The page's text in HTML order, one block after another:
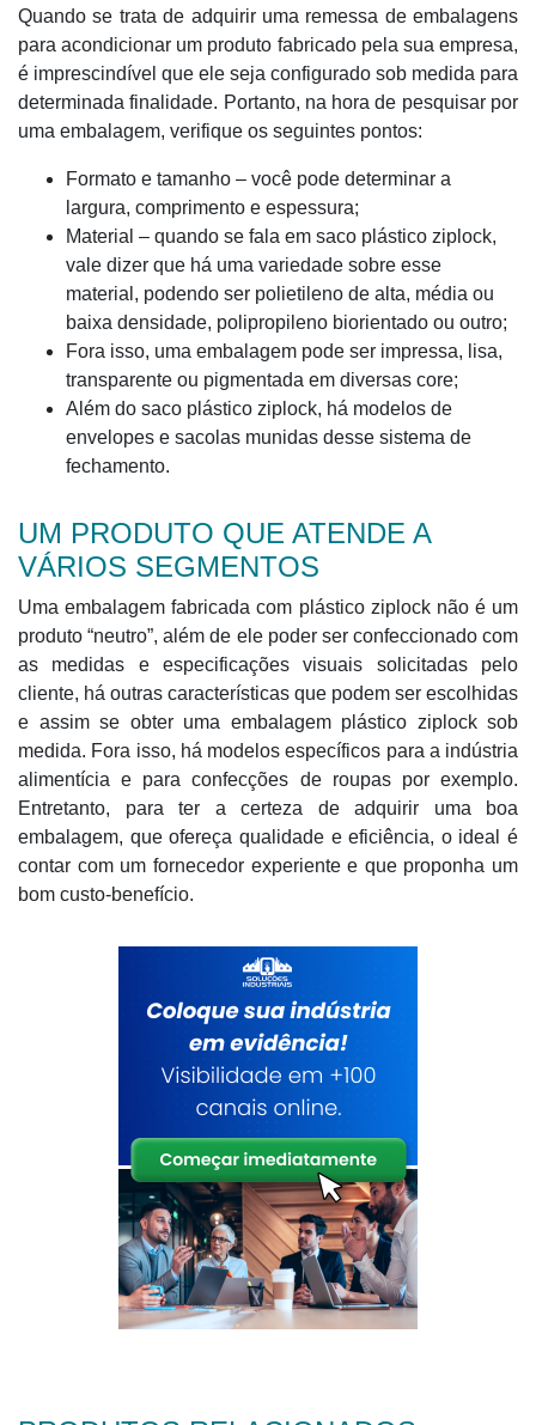
Quando se trata de adquirir uma remessa de embalagens
para acondicionar um produto fabricado pela sua empresa,
é imprescindível que ele seja configurado sob medida para
determinada finalidade. Portanto, na hora de pesquisar por
uma embalagem, verifique os seguintes pontos:
Formato e tamanho – você pode determinar a
largura, comprimento e espessura;
Material – quando se fala em saco plástico ziplock,
vale dizer que há uma variedade sobre esse
material, podendo ser polietileno de alta, média ou
baixa densidade, polipropileno biorientado ou outro;
Fora isso, uma embalagem pode ser impressa, lisa,
transparente ou pigmentada em diversas core;
Além do saco plástico ziplock, há modelos de
envelopes e sacolas munidas desse sistema de
fechamento.
UM PRODUTO QUE ATENDE A
VÁRIOS SEGMENTOS
Uma embalagem fabricada com plástico ziplock não é um
produto “neutro”, além de ele poder ser confeccionado com
as medidas e especificações visuais solicitadas pelo
cliente, há outras características que podem ser escolhidas
e assim se obter uma embalagem plástico ziplock sob
medida. Fora isso, há modelos específicos para a indústria
alimentícia e para confecções de roupas por exemplo.
Entretanto, para ter a certeza de adquirir uma boa
embalagem, que ofereça qualidade e eficiência, o ideal é
contar com um fornecedor experiente e que proponha um
bom custo-benefício.